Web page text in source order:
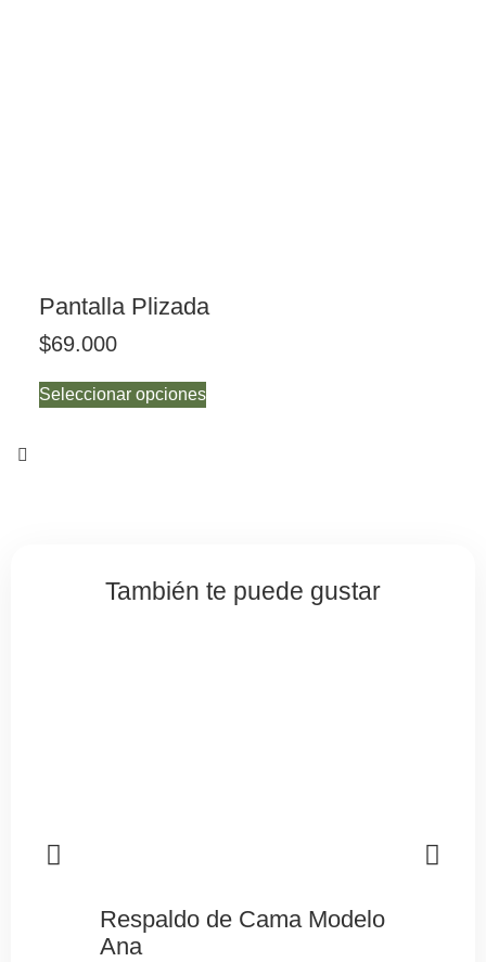
Pantalla Plizada
$69.000
Seleccionar opciones
También te puede gustar
Respaldo de Cama Modelo
Ana